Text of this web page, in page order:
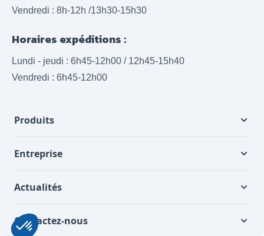
Vendredi : 8h-12h /13h30-15h30
Horaires expéditions :
Lundi - jeudi : 6h45-12h00 / 12h45-15h40
Vendredi : 6h45-12h00
Produits
Entreprise
Actualités
Contactez-nous